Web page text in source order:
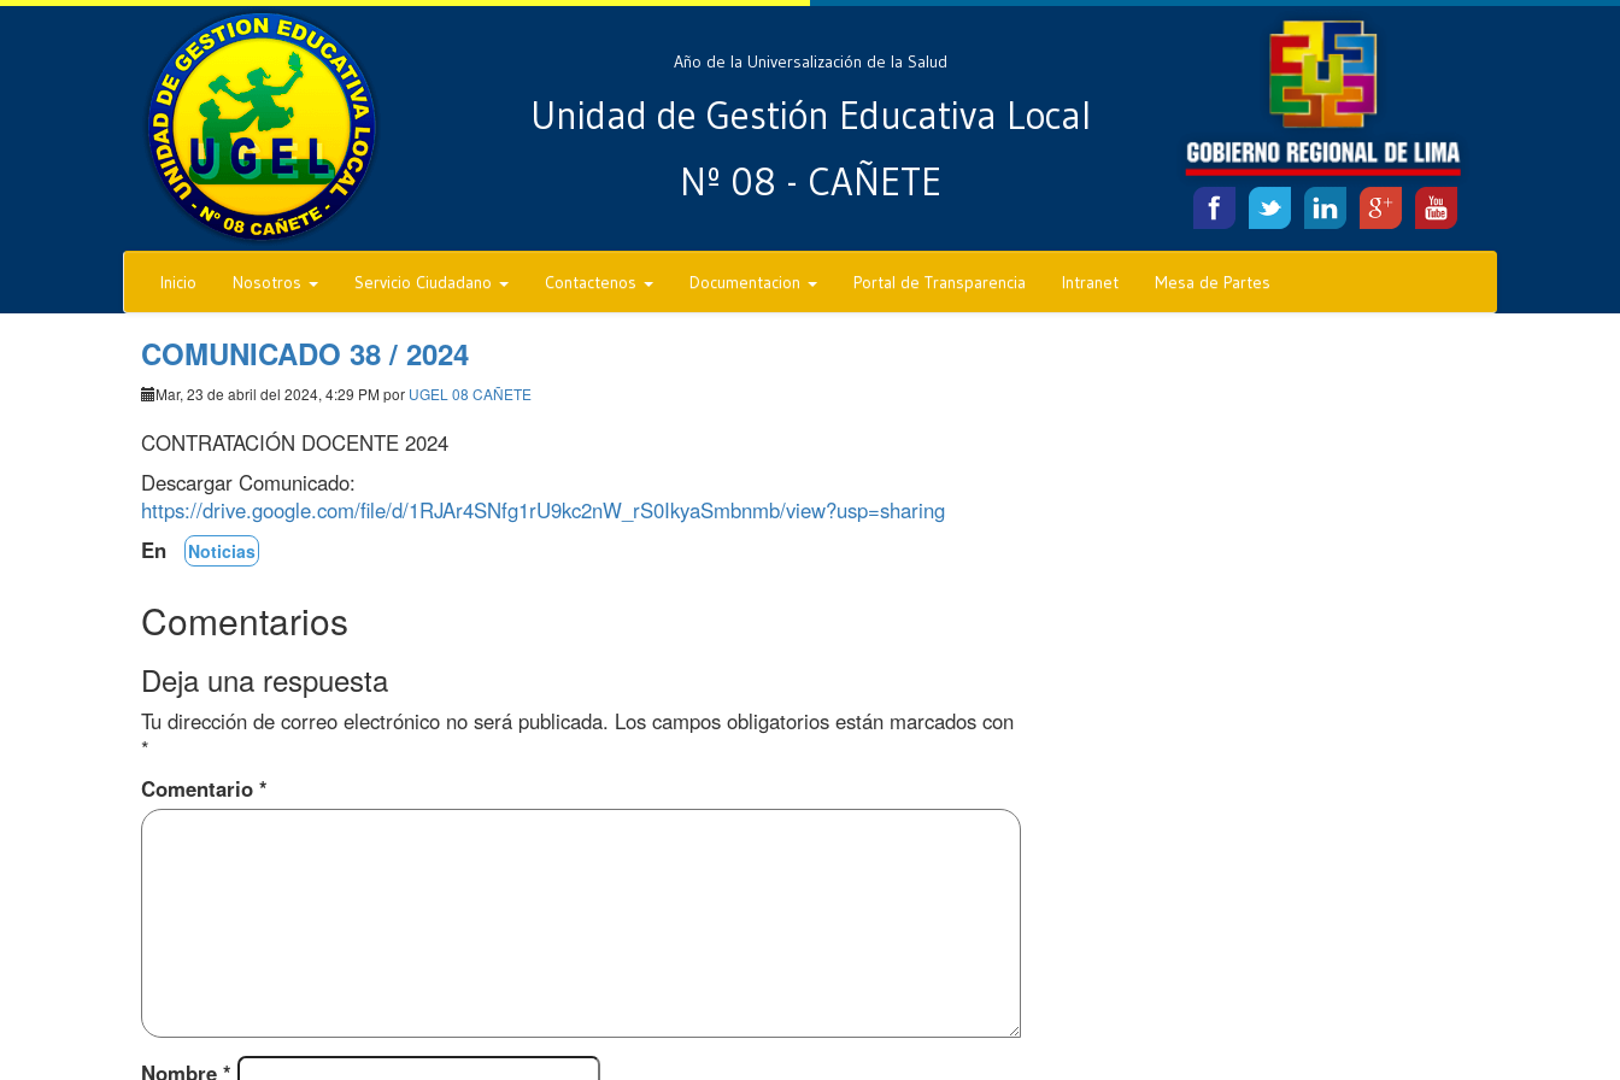
Año de la Universalización de la Salud
Unidad de Gestión Educativa Local
Nº 08 - CAÑETE
Inicio Nosotros Servicio Ciudadano Contactenos Documentacion Portal de Transparencia Intranet Mesa de Partes
COMUNICADO 38 / 2024
Mar, 23 de abril del 2024, 4:29 PM por UGEL 08 CAÑETE
CONTRATACIÓN DOCENTE 2024
Descargar Comunicado:
https://drive.google.com/file/d/1RJAr4SNfg1rU9kc2nW_rS0IkyaSmbnmb/view?usp=sharing
En
Noticias
Comentarios
Deja una respuesta
Tu dirección de correo electrónico no será publicada. Los campos obligatorios están marcados con
*
Comentario *
Nombre *